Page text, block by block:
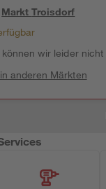
MarktTroisdorf
können wir leider
anderen Märkten